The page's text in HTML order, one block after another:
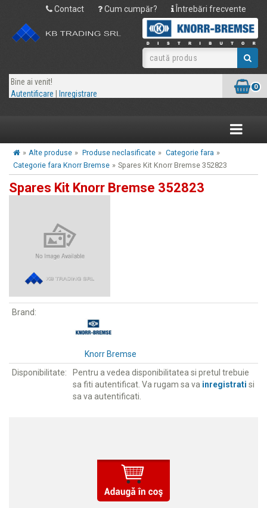
Contact Cum cumpăr? Întrebări frecvente
Bine ai venit!
Autentificare
Inregistrare
0
Toggle
» Alte produse » Produse neclasificate » Categorie fara »
Categorie fara Knorr Bremse » Spares Kit Knorr Bremse 352823
Spares Kit Knorr Bremse 352823
Brand:
Knorr Bremse
Disponibilitate:
Pentru a vedea disponibilitatea si pretul trebuie
sa fiti autentificat. Va rugam sa va inregistrati si
sa va autentificati.